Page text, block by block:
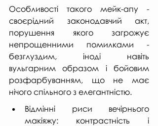
Особливості такого мейк-апу -
своєрідний законодавчий акт,
порушення якого загрожує
непрощенними помилками -
безглуздим, іноді навіть
вульгарним образом і бойовим
розфарбуванням, що не має
нічого спільного з елегантністю.
Відмінні риси вечірнього
макіяжу: контрастність і